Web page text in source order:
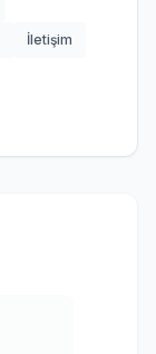
İletişim